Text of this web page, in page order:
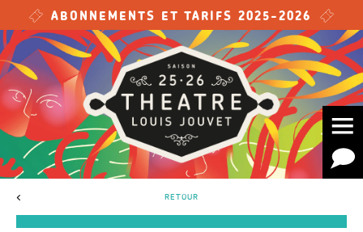
Skip to main content
ABONNEMENTS ET TARIFS 2025-2026
< RETOUR